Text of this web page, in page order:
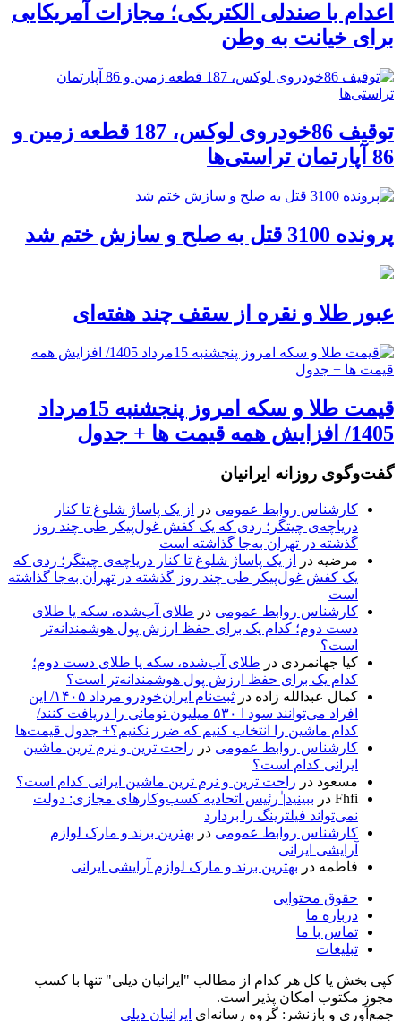
اعدام با صندلی الکتریکی؛ مجازات آمریکایی
برای خیانت به وطن
توقیف 86خودروی لوکس، 187 قطعه زمین و
86 آپارتمان تراستی‌ها
پرونده 3100 قتل به صلح و سازش ختم شد
عبور طلا و نقره از سقف چند هفته‌ای
قیمت طلا و سکه امروز پنجشنبه 15مرداد
1405/ افزایش همه قیمت ها + جدول
گفت‌وگوی روزانه ایرانیان
کارشناس روابط عمومی در
از یک پاساژ شلوغ تا کنار
دریاچه‌ی چیتگر؛ ردی که یک کفش غول‌پیکر طی چند روز
گذشته در تهران به‌جا گذاشته است
مرضیه در
از یک پاساژ شلوغ تا کنار دریاچه‌ی چیتگر؛ ردی که
یک کفش غول‌پیکر طی چند روز گذشته در تهران به‌جا گذاشته
است
کارشناس روابط عمومی در طلای آب‌شده، سکه یا طلای
دست دوم؛ کدام یک برای حفظ ارزش پول هوشمندانه‌تر
است؟
کیا جهانمردی در طلای آب‌شده، سکه یا طلای دست دوم؛
کدام یک برای حفظ ارزش پول هوشمندانه‌تر است؟
کمال عبدالله زاده در
ثبت‌نام ایران‌خودرو مرداد ۱۴۰۵/ این
افراد می‌توانند سود ا ۵۳۰ میلیون تومانی را دریافت کنند/
کدام ماشین را انتخاب کنیم که ضرر نکنیم؟+ جدول قیمت‌ها
کارشناس روابط عمومی در راحت ترین و نرم ترین ماشین
ایرانی کدام است؟
مسعود در راحت ترین و نرم ترین ماشین ایرانی کدام است؟
Fhfi در ببینید| ٰرئیس اتحادیه کسب‌وکارهای مجازی: دولت
نمی‌تواند فیلترینگ را بردارد
کارشناس روابط عمومی در بهترین برند و مارک لوازم
آرایشی ایرانی
فاطمه در بهترین برند و مارک لوازم آرایشی ایرانی
حقوق محتوایی
درباره ما
تماس با ما
تبلیغات
کپی بخش یا کل هر کدام از مطالب "ایرانیان دیلی" تنها با کسب
مجوز مکتوب امکان پذیر است.
جمع‌آوری و بازنشر: گروه رسانه‌ای ایرانیان دیلی